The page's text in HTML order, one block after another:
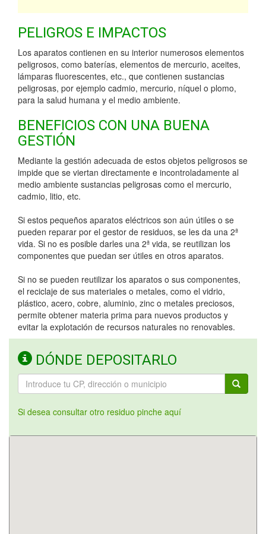
PELIGROS E IMPACTOS
Los aparatos contienen en su interior numerosos elementos
peligrosos, como baterías, elementos de mercurio, aceites,
lámparas fluorescentes, etc., que contienen sustancias
peligrosas, por ejemplo cadmio, mercurio, níquel o plomo,
para la salud humana y el medio ambiente.
BENEFICIOS CON UNA BUENA
GESTIÓN
Mediante la gestión adecuada de estos objetos peligrosos se
impide que se viertan directamente e incontroladamente al
medio ambiente sustancias peligrosas como el mercurio,
cadmio, litio, etc.
Si estos pequeños aparatos eléctricos son aún útiles o se
pueden reparar por el gestor de residuos, se les da una 2ª
vida. Si no es posible darles una 2ª vida, se reutilizan los
componentes que puedan ser útiles en otros aparatos.
Si no se pueden reutilizar los aparatos o sus componentes,
el reciclaje de sus materiales o metales, como el vidrio,
plástico, acero, cobre, aluminio, zinc o metales preciosos,
permite obtener materia prima para nuevos productos y
evitar la explotación de recursos naturales no renovables.
DÓNDE DEPOSITARLO
Si desea consultar otro residuo pinche aquí